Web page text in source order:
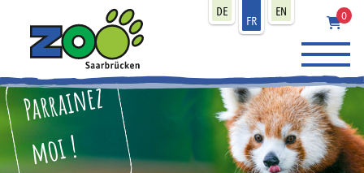
DE
FR
EN 0
Parrainez
moi !